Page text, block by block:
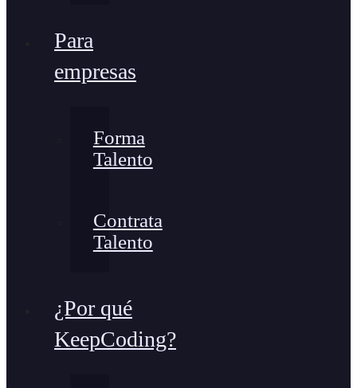
Para
empresas
Forma
Talento
Contrata
Talento
¿Por qué
KeepCoding?